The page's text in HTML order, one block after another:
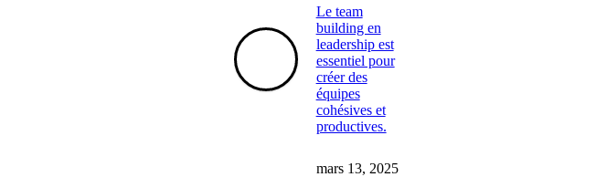
Le team
building en
leadership est
essentiel pour
créer des
équipes
cohésives et
productives.
mars 13, 2025